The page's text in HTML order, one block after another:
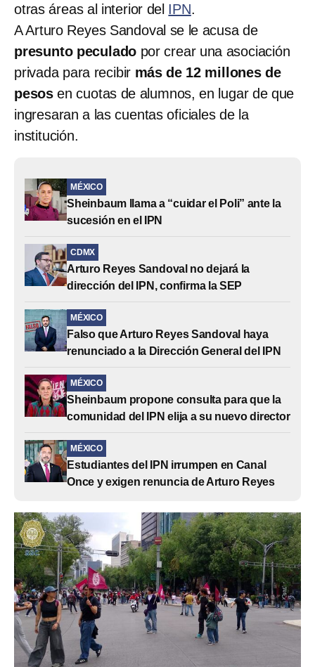
otras áreas al interior del IPN.
A Arturo Reyes Sandoval se le acusa de
presunto peculado por crear una asociación
privada para recibir más de 12 millones de
pesos en cuotas de alumnos, en lugar de que
ingresaran a las cuentas oficiales de la
institución.
MÉXICO
Sheinbaum llama a “cuidar el Poli” ante la
sucesión en el IPN
CDMX
Arturo Reyes Sandoval no dejará la
dirección del IPN, confirma la SEP
MÉXICO
Falso que Arturo Reyes Sandoval haya
renunciado a la Dirección General del IPN
MÉXICO
Sheinbaum propone consulta para que la
comunidad del IPN elija a su nuevo director
MÉXICO
Estudiantes del IPN irrumpen en Canal
Once y exigen renuncia de Arturo Reyes